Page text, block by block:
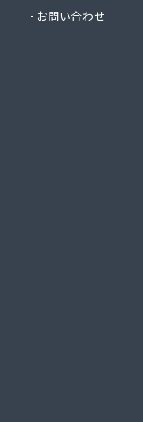
角栄ガス株
お問い合わせ